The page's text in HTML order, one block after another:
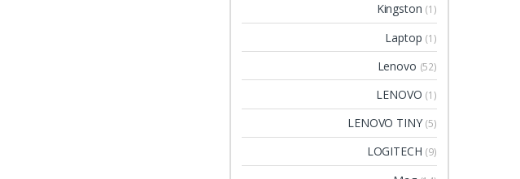
Kingston (1)
Laptop (1)
Lenovo (52)
LENOVO (1)
LENOVO TINY (5)
LOGITECH (9)